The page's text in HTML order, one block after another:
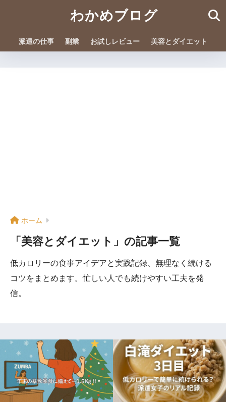
わかめブログ
派遣の仕事 副業 お試しレビュー 美容とダイエット
ホーム
「美容とダイエット」の記事一覧
低カロリーの食事アイデアと実践記録、無理なく続ける
コツをまとめます。忙しい人でも続けやすい工夫を発
信。